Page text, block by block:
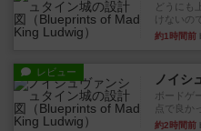
どうにも
けないの
約1時間前
レビュー ノイシ
ボードゲ
点で良か
約2時間前